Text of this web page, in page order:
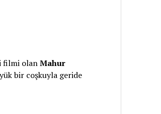
filmi olanMahur
bir coşkuyla geride